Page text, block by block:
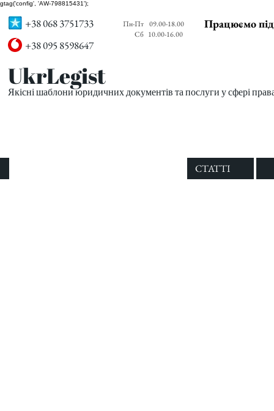
gtag('config', 'AW-798815431');
+38 068 3751733
+38 095 8598647
Пн-Пт
Сб
09.00-18.00
10.00-16.00
Працюємо
UkrLegist
Якісні шаблони юридичних документів та послуги у сфері
СТАТТІ